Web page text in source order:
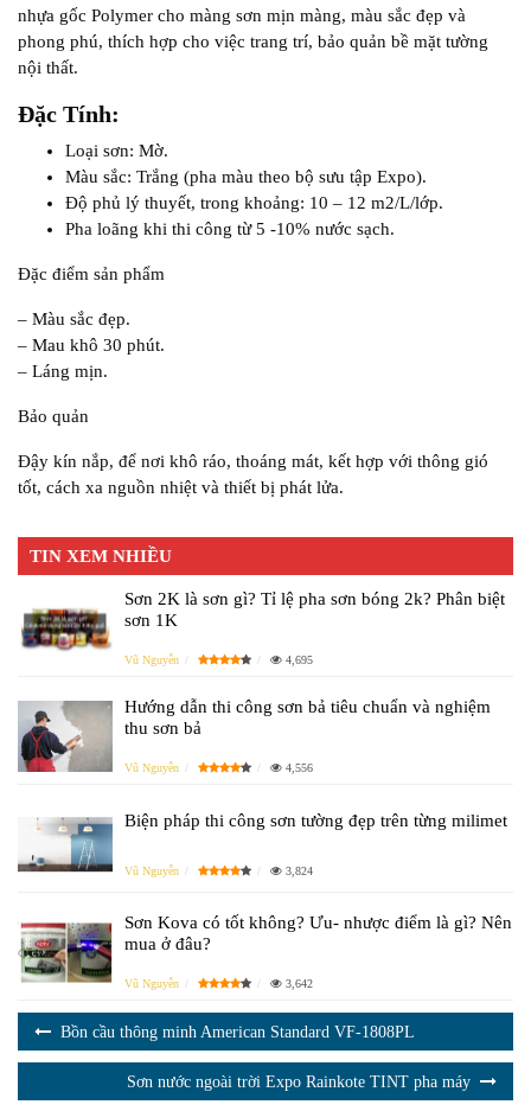
nhựa gốc Polymer cho màng sơn mịn màng, màu sắc đẹp và
phong phú, thích hợp cho việc trang trí, bảo quản bề mặt tường
nội thất.
Đặc Tính:
Loại sơn: Mờ.
Màu sắc: Trắng (pha màu theo bộ sưu tập Expo).
Độ phủ lý thuyết, trong khoảng: 10 – 12 m2/L/lớp.
Pha loãng khi thi công từ 5 -10% nước sạch.
Đặc điểm sản phẩm
– Màu sắc đẹp.
– Mau khô 30 phút.
– Láng mịn.
Bảo quản
Đậy kín nắp, để nơi khô ráo, thoáng mát, kết hợp với thông gió
tốt, cách xa nguồn nhiệt và thiết bị phát lửa.
TIN XEM NHIỀU
Sơn 2K là sơn gì? Tỉ lệ pha sơn bóng 2k? Phân biệt
sơn 1K
Vũ Nguyễn 4,695
Hướng dẫn thi công sơn bả tiêu chuẩn và nghiệm
thu sơn bả
Vũ Nguyễn 4,556
Biện pháp thi công sơn tường đẹp trên từng milimet
Vũ Nguyễn 3,824
Sơn Kova có tốt không? Ưu- nhược điểm là gì? Nên
mua ở đâu?
Vũ Nguyễn 3,642
Bồn cầu thông minh American Standard VF-1808PL
Sơn nước ngoài trời Expo Rainkote TINT pha máy